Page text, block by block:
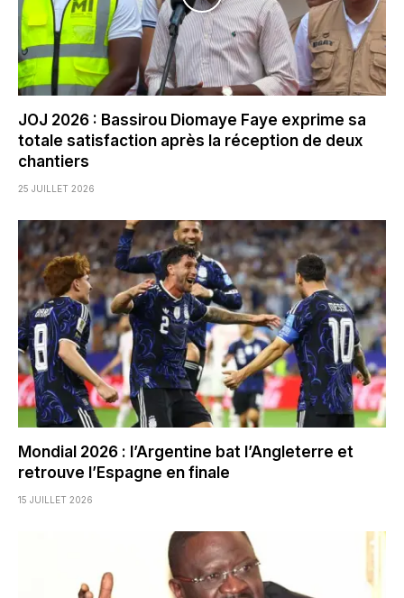
JOJ 2026 : Bassirou Diomaye Faye exprime sa
totale satisfaction après la réception de deux
chantiers
25 JUILLET 2026
Mondial 2026 : l’Argentine bat l’Angleterre et
retrouve l’Espagne en finale
15 JUILLET 2026